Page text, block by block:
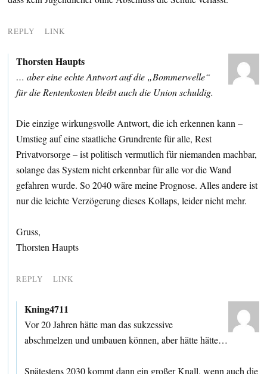
REPLY LINK
Thorsten Haupts
… aber eine echte Antwort auf die „Bommerwelle“
für die Rentenkosten bleibt auch die Union schuldig.
Die einzige wirkungsvolle Antwort, die ich erkennen kann –
Umstieg auf eine staatliche Grundrente für alle, Rest
Privatvorsorge – ist politisch vermutlich für niemanden machbar,
solange das System nicht erkennbar für alle vor die Wand
gefahren wurde. So 2040 wäre meine Prognose. Alles andere ist
nur die leichte Verzögerung dieses Kollaps, leider nicht mehr.
Gruss,
Thorsten Haupts
REPLY LINK
Kning4711
Vor 20 Jahren hätte man das sukzessive
abschmelzen und umbauen können, aber hätte hätte…
Spätestens 2030 kommt dann ein großer Knall, wenn auch die